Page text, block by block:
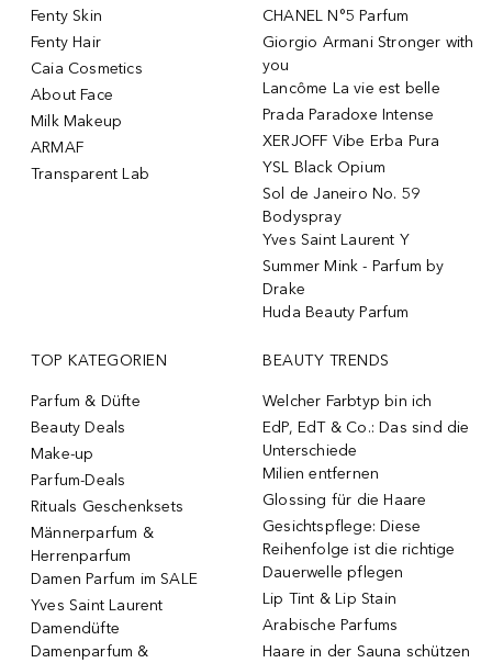
Fenty Skin
Fenty Hair
Caia Cosmetics
About Face
Milk Makeup
ARMAF
Transparent Lab
CHANEL N°5 Parfum
Giorgio Armani Stronger with
you
Lancôme La vie est belle
Prada Paradoxe Intense
XERJOFF Vibe Erba Pura
YSL Black Opium
Sol de Janeiro No. 59
Bodyspray
Yves Saint Laurent Y
Summer Mink - Parfum by
Drake
Huda Beauty Parfum
TOP KATEGORIEN
Parfum & Düfte
Beauty Deals
Make-up
Parfum-Deals
Rituals Geschenksets
Männerparfum &
Herrenparfum
Damen Parfum im SALE
Yves Saint Laurent
Damendüfte
Damenparfum &
BEAUTY TRENDS
Welcher Farbtyp bin ich
EdP, EdT & Co.: Das sind die
Unterschiede
Milien entfernen
Glossing für die Haare
Gesichtspflege: Diese
Reihenfolge ist die richtige
Dauerwelle pflegen
Lip Tint & Lip Stain
Arabische Parfums
Haare in der Sauna schützen